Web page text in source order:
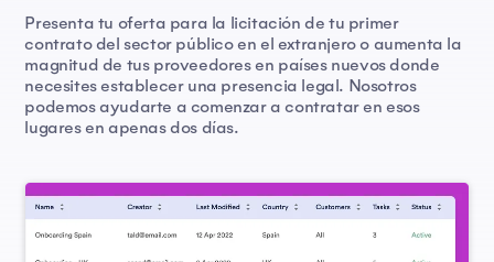
Presenta tu oferta para la licitación de tu primer
contrato del sector público en el extranjero o aumenta la
magnitud de tus proveedores en países nuevos donde
necesites establecer una presencia legal. Nosotros
podemos ayudarte a comenzar a contratar en esos
lugares en apenas dos días.